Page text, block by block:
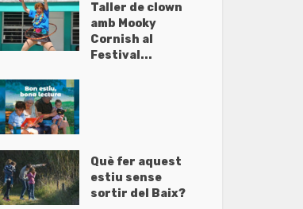
Taller de clown
amb Mooky
Cornish al
Festival...
Què fer aquest
estiu sense
sortir del Baix?